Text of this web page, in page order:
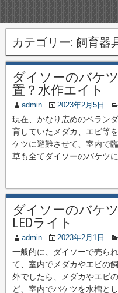
カテゴリー: 飼育器
ダイソーのバケ
置？水作エイト
admin 2023年2月5日
現在、かなり広めのベラン
育していたメダカ、エビ等
ケツに避難させて、室内で
草も全てダイソーのバケツ
ダイソーのバケ
LEDライト
admin 2023年2月1日
一般的に、ダイソーで売ら
て、室内でメダカやエビの
外でしたら、メダカやエビ
ど、室内でバケツを水槽と